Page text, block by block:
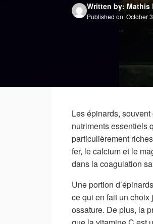
Written by: Mathis
Published on: October
Les épinards,
nutriments essentiels
particulièrement
fer, le calcium et le
dans la coagulation
Une portion
ce qui en fait un
ossature. De plus, la